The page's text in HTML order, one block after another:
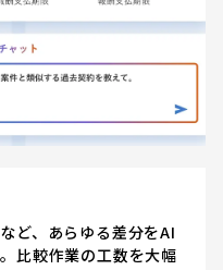
ど、あらゆる差分をAI
比較作業の工数を大幅